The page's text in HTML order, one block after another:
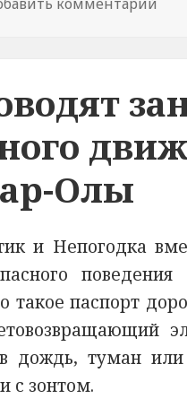
Олы
и Непогодка
такое паспорт
дождь, туман
с зонтом.